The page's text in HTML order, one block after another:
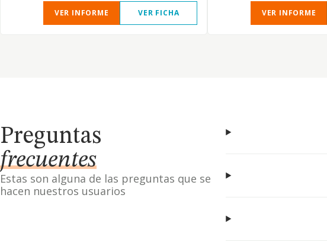
VER INFORME VER FICHA VER INFORME
Preguntas
frecuentes
Estas son alguna de las preguntas que se
hacen nuestros usuarios